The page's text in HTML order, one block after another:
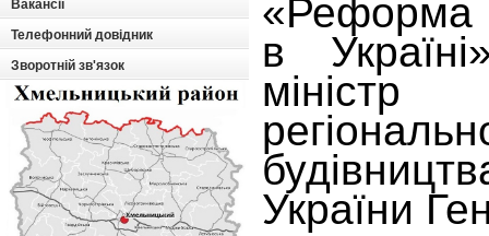
Вакансії
Телефонний довідник
Зворотній зв'язок
«Реформа
в
України